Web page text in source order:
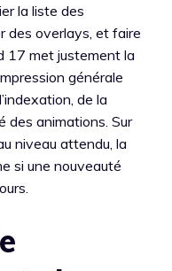
la liste des
des overlays, et faire
17 met justement la
générale
de la
des animations. Sur
niveau attendu, la
si une nouveauté